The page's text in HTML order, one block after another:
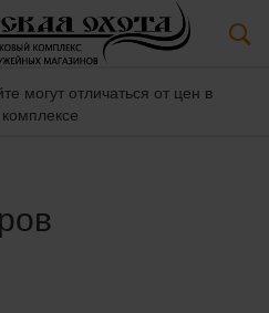
могут отличаться от цен в